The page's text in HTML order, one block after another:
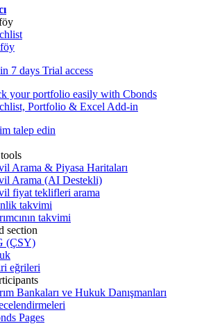
7 days Trial access
your portfolio easily with Cbonds
Portfolio & Excel Add-in
talep edin
Arama & Piyasa Haritaları
Arama (AI Destekli)
fiyat teklifleri arama
takvimi
takvimi
section
(ÇSY)
eğrileri
Bankaları ve Hukuk Danışmanları
Pages